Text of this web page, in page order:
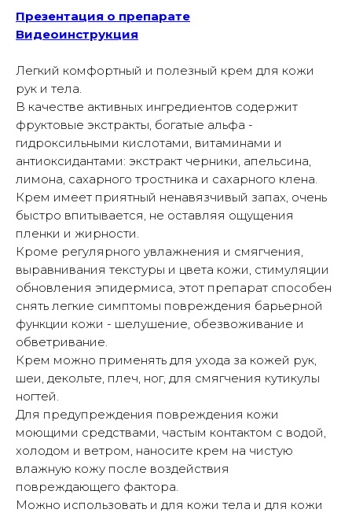
Презентация о препарате
Видеоинструкция
Легкий комфортный и полезный крем для кожи
рук и тела.
В качестве активных ингредиентов содержит
фруктовые экстракты, богатые альфа -
гидроксильными кислотами, витаминами и
антиоксидантами: экстракт черники, апельсина,
лимона, сахарного тростника и сахарного клена.
Крем имеет приятный ненавязчивый запах, очень
быстро впитывается, не оставляя ощущения
пленки и жирности.
Кроме регулярного увлажнения и смягчения,
выравнивания текстуры и цвета кожи, стимуляции
обновления эпидермиса, этот препарат способен
снять легкие симптомы повреждения барьерной
функции кожи - шелушение, обезвоживание и
обветривание.
Крем можно применять для ухода за кожей рук,
шеи, декольте, плеч, ног, для смягчения кутикулы
ногтей.
Для предупреждения повреждения кожи
моющими средствами, частым контактом с водой,
холодом и ветром, наносите крем на чистую
влажную кожу после воздействия
повреждающего фактора.
Можно использовать и для кожи тела и для кожи